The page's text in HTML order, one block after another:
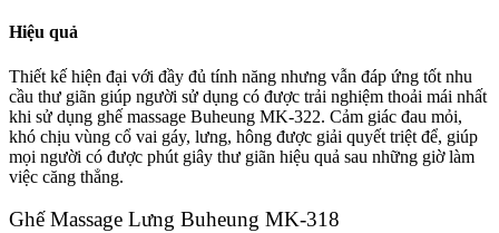
Hiệu quả
Thiết kế hiện đại với đầy đủ tính năng nhưng vẫn đáp ứng tốt nhu
cầu thư giãn giúp người sử dụng có được trải nghiệm thoải mái nhất
khi sử dụng ghế massage Buheung MK-322. Cảm giác đau mỏi,
khó chịu vùng cổ vai gáy, lưng, hông được giải quyết triệt để, giúp
mọi người có được phút giây thư giãn hiệu quả sau những giờ làm
việc căng thẳng.
Ghế Massage Lưng Buheung MK-318